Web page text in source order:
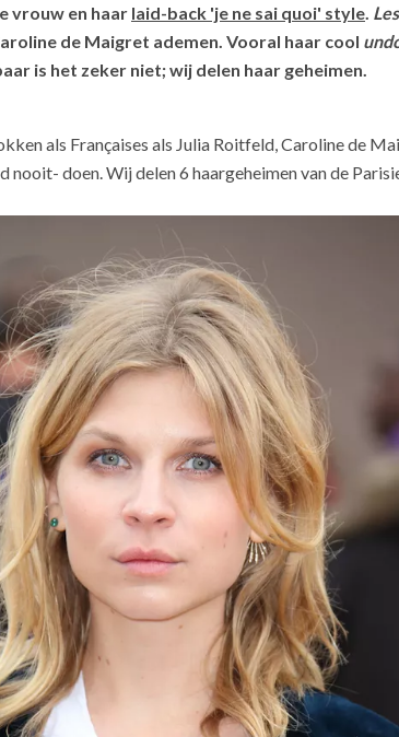
vrouw en haar laid-back 'je ne sai quoi' style
de Maigret ademen. Vooral haar cool
is het zeker niet; wij delen haar geheimen.
als Françaises als Julia Roitfeld, Caroline de
doen. Wij delen 6 haargeheimen van de